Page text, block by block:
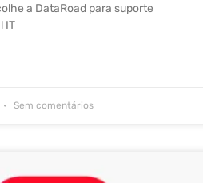
a DataRoad para suporte
IT
Sem comentários